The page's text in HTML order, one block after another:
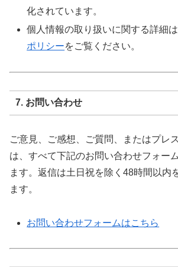
化されています。
個人情報の取り扱いに関する詳細は
ポリシーをご覧ください。
7. お問い合わせ
ご意見、ご感想、ご質問、またはプレ
は、すべて下記のお問い合わせフォー
ます。返信は土日祝を除く48時間以内
ます。
お問い合わせフォームはこちら